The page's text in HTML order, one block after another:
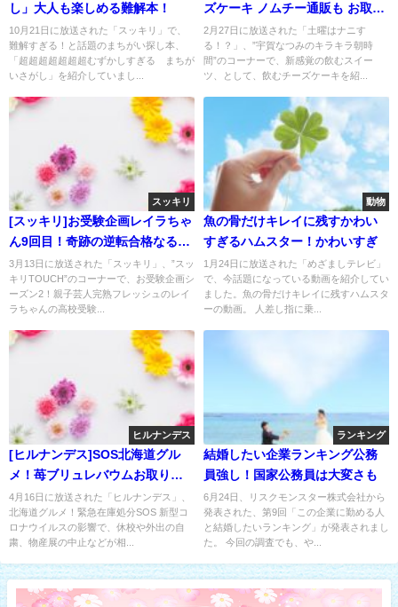
し」大人も楽しめる難解本！
10月21日に放送された「スッキリ」で、
難解すぎる！と話題のまちがい探し本、
「超超超超超超超むずかしすぎる まちが
いさがし」を紹介していまし...
ズケーキ ノムチー通販も お取り
寄せ
2月27日に放送された「土曜はナニす
る！？」、”宇賀なつみのキラキラ朝時
間”のコーナーで、新感覚の飲むスイー
ツ、として、飲むチーズケーキを紹...
スッキリ
[スッキリ]お受験企画レイラちゃ
ん9回目！奇跡の逆転合格なる
か！？
3月13日に放送された「スッキリ」、”スッ
キリTOUCH”のコーナーで、お受験企画シ
ーズン2！親子芸人完熟フレッシュのレイ
ラちゃんの高校受験...
動物
魚の骨だけキレイに残すかわい
すぎるハムスター！かわいすぎ
1月24日に放送された「めざましテレビ」
で、今話題になっている動画を紹介してい
ました。魚の骨だけキレイに残すハムスタ
ーの動画。 人差し指に乗...
ヒルナンデス
[ヒルナンデス]SOS北海道グル
メ！苺ブリュレバウムお取り寄
せ
4月16日に放送された「ヒルナンデス」、
北海道グルメ！緊急在庫処分SOS 新型コ
ロナウイルスの影響で、休校や外出の自
粛、物産展の中止などが相...
ランキング
結婚したい企業ランキング公務
員強し！国家公務員は大変さも
6月24日、リスクモンスター株式会社から
発表された、第9回「この企業に勤める人
と結婚したいランキング」が発表されまし
た。 今回の調査でも、や...